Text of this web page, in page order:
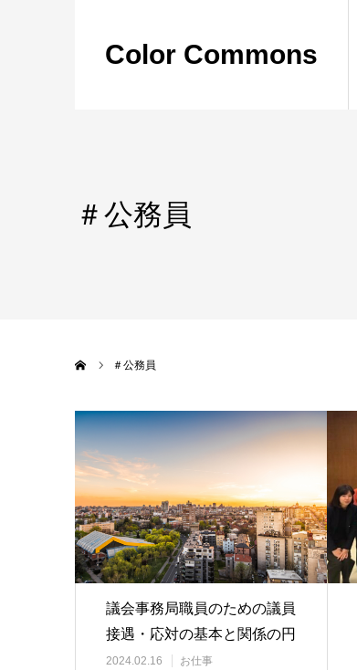
Color Commons
＃公務員
＃公務員
議会事務局職員のための議員
接遇・応対の基本と関係の円
滑化
2024.02.16 お仕事